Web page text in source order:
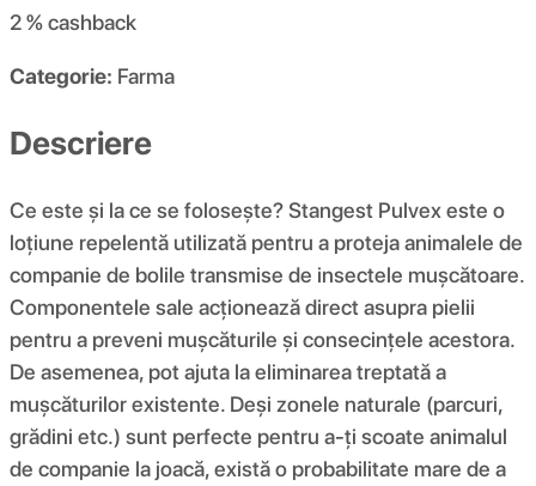
2 %cashback
Categorie: Farma
Descriere
Ce este și la ce se folosește? Stangest Pulvex este o
loțiune repelentă utilizată pentru a proteja animalele de
companie de bolile transmise de insectele mușcătoare.
Componentele sale acționează direct asupra pielii
pentru a preveni mușcăturile și consecințele acestora.
De asemenea, pot ajuta la eliminarea treptată a
mușcăturilor existente. Deși zonele naturale (parcuri,
grădini etc.) sunt perfecte pentru a-ți scoate animalul
de companie la joacă, există o probabilitate mare de a